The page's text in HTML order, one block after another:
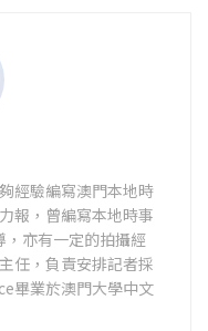
經驗編寫澳門本地時
報，曾編寫本地時事
亦有一定的拍攝經
任，負責安排記者採
畢業於澳門大學中文